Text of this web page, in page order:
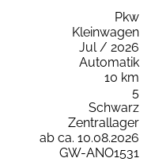
Pkw
Kleinwagen
Jul / 2026
Automatik
10 km
5
Schwarz
Zentrallager
ab ca. 10.08.2026
GW-ANO1531